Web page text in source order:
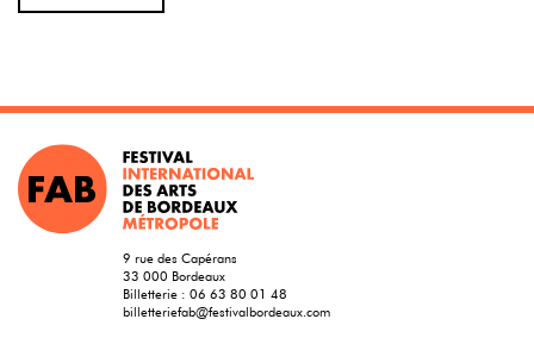
9 rue des Capérans
33 000 Bordeaux
Billetterie : 06 63 80 01 48
billetteriefab@festivalbordeaux.com